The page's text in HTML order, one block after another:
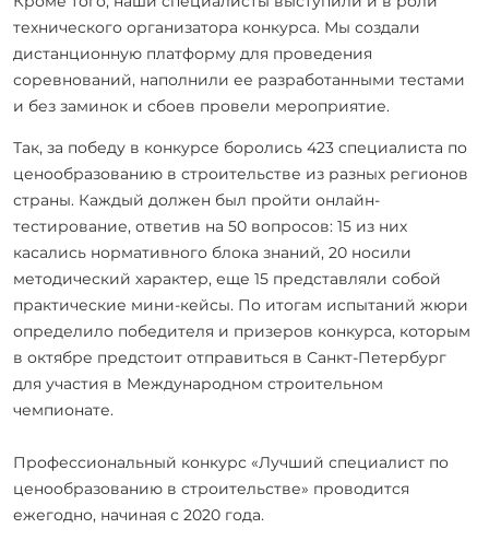
технического организатора конкурса. Мы создали
дистанционную платформу для проведения
соревнований, наполнили ее разработанными тестами
и без заминок и сбоев провели мероприятие.
Так, за победу в конкурсе боролись 423 специалиста по
ценообразованию в строительстве из разных регионов
страны. Каждый должен был пройти онлайн-
тестирование, ответив на 50 вопросов: 15 из них
касались нормативного блока знаний, 20 носили
методический характер, еще 15 представляли собой
практические мини-кейсы. По итогам испытаний жюри
определило победителя и призеров конкурса, которым
в октябре предстоит отправиться в Санкт-Петербург
для участия в Международном строительном
чемпионате.
Профессиональный конкурс «Лучший специалист по
ценообразованию в строительстве» проводится
ежегодно, начиная с 2020 года.